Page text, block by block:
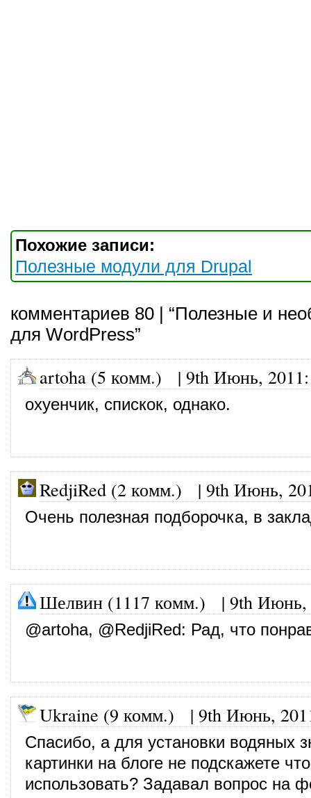
Похожие записи:
Полезные модули для Drupal
комментариев 80 | “Полезные и
для WordPress”
artoha (5 комм.) | 9th Июнь, 2011:
охуенчик, спискок, однако.
RedjiRed (2 комм.) | 9th Июнь,
Очень полезная подборочка, в
Шелвин (1117 комм.) | 9th Июнь,
@artoha, @RedjiRed: Рад, что
Ukraine (9 комм.) | 9th Июнь,
Спасибо, а для установки водяных
картинки на блоге не подскажете
использовать? Задавал вопрос на